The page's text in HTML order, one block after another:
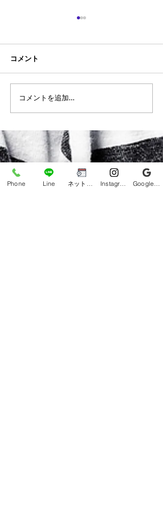
【沖縄市 メンズ脱毛】初
めての脱毛で不安な方へ
お客様の口コミで分かる
｜うるま市からもご来店
多数【口コミ★5.0】
コメント
コメントを追加…
Phone Line